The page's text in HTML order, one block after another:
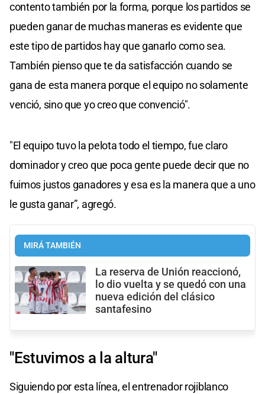
contento también por la forma, porque los partidos se
pueden ganar de muchas maneras es evidente que
este tipo de partidos hay que ganarlo como sea.
También pienso que te da satisfacción cuando se
gana de esta manera porque el equipo no solamente
venció, sino que yo creo que convenció".
"El equipo tuvo la pelota todo el tiempo, fue claro
dominador y creo que poca gente puede decir que no
fuimos justos ganadores y esa es la manera que a uno
le gusta ganar”, agregó.
MIRÁ TAMBIÉN
La reserva de Unión reaccionó,
lo dio vuelta y se quedó con una
nueva edición del clásico
santafesino
"Estuvimos a la altura"
Siguiendo por esta línea, el entrenador rojiblanco